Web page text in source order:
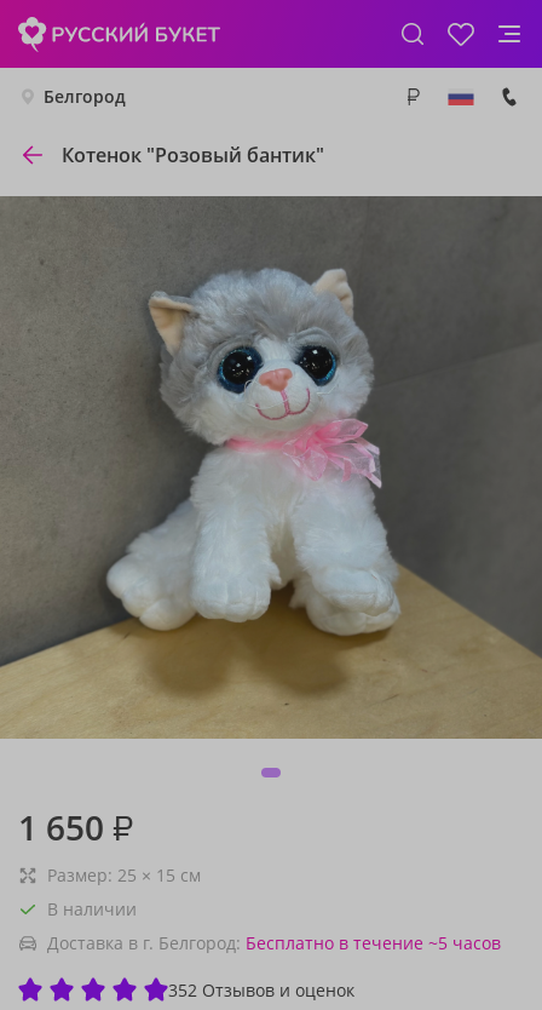
Белгород
Котенок "Розовый бантик"
1 650 ₽
Размер: 25 × 15 см
В наличии
Доставка в г. Белгород: Бесплатно в течение ~5 часов
352 Отзывов и оценок